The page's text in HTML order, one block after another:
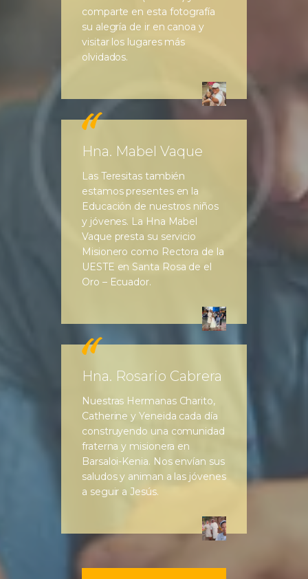
comparte en esta fotografía
su alegría de ir en canoa y
visitar los lugares más
olvidados.
Hna. Mabel Vaque
Las Teresitas también
estamos presentes en la
Educación de nuestros niños
y jóvenes. La Hna Mabel
Vaque presta su servicio
Misionero como Rectora de la
UESTE en Santa Rosa de el
Oro – Ecuador.
Hna. Rosario Cabrera
Nuestras Hermanas Charito,
Catherine y Yeneida cada día
construyendo una comunidad
fraterna y misionera en
Barsaloi-Kenia. Nos envían sus
saludos y animan a las jóvenes
a seguir a Jesús.